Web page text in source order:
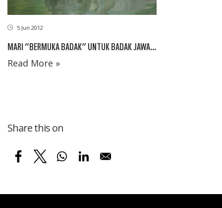
5 Jun 2012
MARI “BERMUKA BADAK” UNTUK BADAK JAWA…
Read More »
Share this on